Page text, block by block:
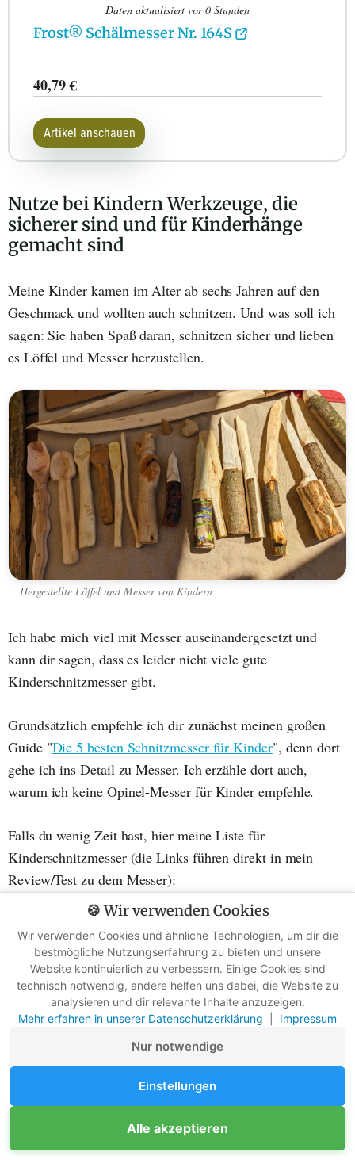
Daten aktualisiert vor 0 Stunden
Frost® Schälmesser Nr. 164S
40,79 €
Artikel anschauen
Nutze bei Kindern Werkzeuge, die
sicherer sind und für Kinderhänge
gemacht sind
Meine Kinder kamen im Alter ab sechs Jahren auf den
Geschmack und wollten auch schnitzen. Und was soll ich
sagen: Sie haben Spaß daran, schnitzen sicher und lieben
es Löffel und Messer herzustellen.
Hergestellte Löffel und Messer von Kindern
Ich habe mich viel mit Messer auseinandergesetzt und
kann dir sagen, dass es leider nicht viele gute
Kinderschnitzmesser gibt.
Grundsätzlich empfehle ich dir zunächst meinen großen
Guide "Die 5 besten Schnitzmesser für Kinder", denn dort
gehe ich ins Detail zu Messer. Ich erzähle dort auch,
warum ich keine Opinel-Messer für Kinder empfehle.
Falls du wenig Zeit hast, hier meine Liste für
Kinderschnitzmesser (die Links führen direkt in mein
Review/Test zu dem Messer):
Im Review: BeaverCraft Schnitzmesser für Anfänger
C1
Im Review: BeaverCraft Kindermesser und
Pfadfindermesser
Im Review: Morakniv Unisex Adult Safe, Grün, small
(Carbonstahl)
Im Review: Hultafors Sicherheitsmesser SKR,
Unterstütze Survival-Kompass
🍪 Wir verwenden Cookies
Wir verwenden Cookies und ähnliche Technologien, um dir die
bestmögliche Nutzungserfahrung zu bieten und unsere
Website kontinuierlich zu verbessern. Einige Cookies sind
technisch notwendig, andere helfen uns dabei, die Website zu
analysieren und dir relevante Inhalte anzuzeigen.
Mehr erfahren in unserer Datenschutzerklärung
Impressum
Nur notwendige
Einstellungen
Alle akzeptieren